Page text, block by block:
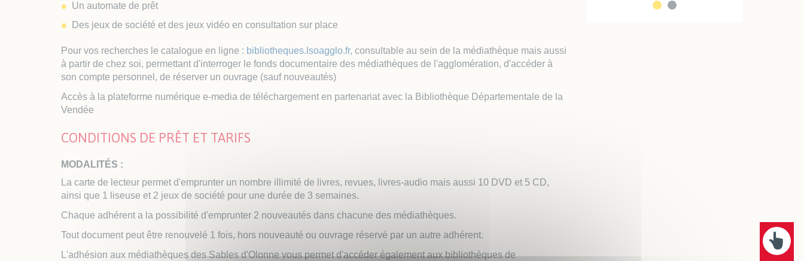
Un automate de prêt
Des jeux de société et des jeux vidéo en consultation sur place
Pour vos recherches le catalogue en ligne : bibliotheques.lsoagglo.fr, consultable au sein de la médiathèque mais aussi
à partir de chez soi, permettant d'interroger le fonds documentaire des médiathèques de l'agglomération, d'accéder à
son compte personnel, de réserver un ouvrage (sauf nouveautés)
Accès à la plateforme numérique e-media de téléchargement en partenariat avec la Bibliothèque Départementale de la
Vendée
CONDITIONS DE PRÊT ET TARIFS
MODALITÉS :
La carte de lecteur permet d'emprunter un nombre illimité de livres, revues, livres-audio mais aussi 10 DVD et 5 CD,
ainsi que 1 liseuse et 2 jeux de société pour une durée de 3 semaines.
Chaque adhérent a la possibilité d'emprunter 2 nouveautés dans chacune des médiathèques.
Tout document peut être renouvelé 1 fois, hors nouveauté ou ouvrage réservé par un autre adhérent.
L'adhésion aux médiathèques des Sables d'Olonne vous permet d'accéder également aux bibliothèques de